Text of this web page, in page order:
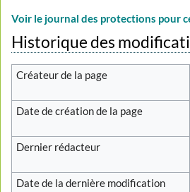
Voir le journal des protections pour
Historique des
Créateur de la page
Date de création de la page
Dernier rédacteur
Date de la dernière modification